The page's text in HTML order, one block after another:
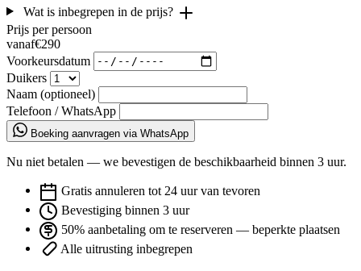
Wat is inbegrepen in de prijs?
Prijs per persoon
vanaf€290
Voorkeursdatum
Duikers
Naam (optioneel)
Telefoon / WhatsApp
Boeking aanvragen via WhatsApp
Nu niet betalen — we bevestigen de beschikbaarheid binnen 3 uur.
Gratis annuleren tot 24 uur van tevoren
Bevestiging binnen 3 uur
50% aanbetaling om te reserveren — beperkte plaatsen
Alle uitrusting inbegrepen